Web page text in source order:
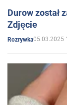
Durow został
Zdjęcie
Rozrywka05.03.2025